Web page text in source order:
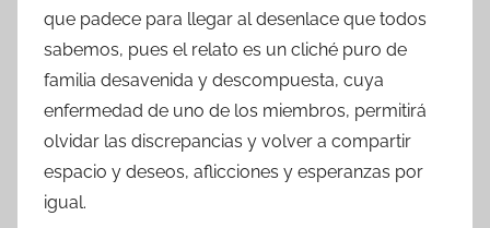
que padece para llegar al desenlace que todos
sabemos, pues el relato es un cliché puro de
familia desavenida y descompuesta, cuya
enfermedad de uno de los miembros, permitirá
olvidar las discrepancias y volver a compartir
espacio y deseos, aflicciones y esperanzas por
igual.